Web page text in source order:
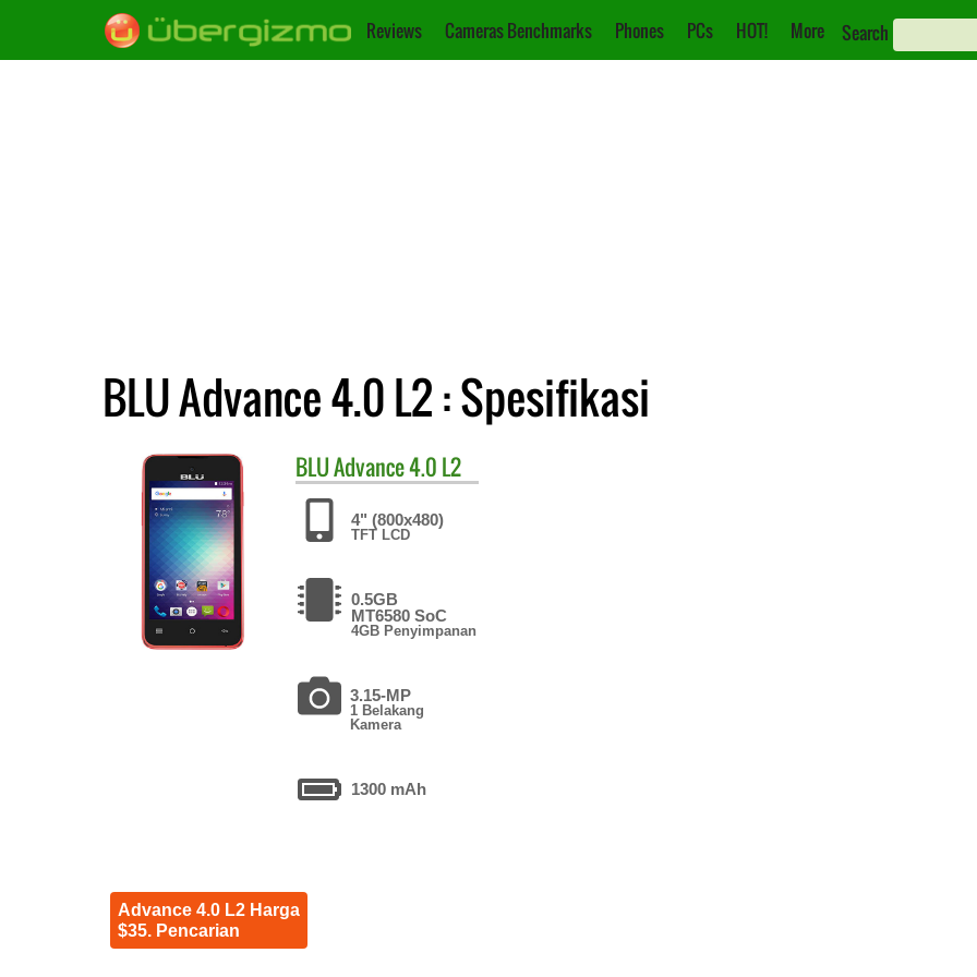
Reviews Cameras Benchmarks Phones PCs HOT! More Search
BLU Advance 4.0 L2 : Spesifikasi
BLUAdvance 4.0 L2
4" (800x480)
TFT LCD
0.5GB
MT6580 SoC
4GB Penyimpanan
3.15-MP
1 Belakang
Kamera
1300 mAh
Advance 4.0 L2 Harga
$35. Pencarian